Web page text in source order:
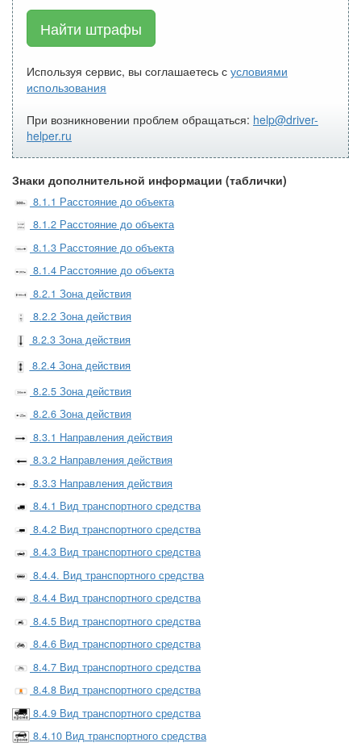
Найти штрафы
Используя сервис, вы соглашаетесь с условиями
использования
При возникновении проблем обращаться: help@driver-
helper.ru
Знаки дополнительной информации (таблички)
8.1.1 Расстояние до объекта
8.1.2 Расстояние до объекта
8.1.3 Расстояние до объекта
8.1.4 Расстояние до объекта
8.2.1 Зона действия
8.2.2 Зона действия
8.2.3 Зона действия
8.2.4 Зона действия
8.2.5 Зона действия
8.2.6 Зона действия
8.3.1 Направления действия
8.3.2 Направления действия
8.3.3 Направления действия
8.4.1 Вид транспортного средства
8.4.2 Вид транспортного средства
8.4.3 Вид транспортного средства
8.4.4. Вид транспортного средства
8.4.4 Вид транспортного средства
8.4.5 Вид транспортного средства
8.4.6 Вид транспортного средства
8.4.7 Вид транспортного средства
8.4.8 Вид транспортного средства
8.4.9 Вид транспортного средства
8.4.10 Вид транспортного средства